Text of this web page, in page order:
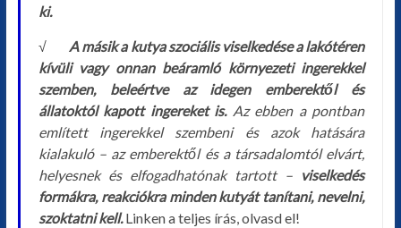
ki.
√A másik a kutya szociális viselkedése a lakótéren
kívüli vagy onnan beáramló környezeti ingerekkel
szemben, beleértve az idegen emberektől és
állatoktól kapott ingereket is.Az ebben a pontban
említett ingerekkel szembeni és azok hatására
kialakuló – az emberektől és a társadalomtól elvárt,
helyesnek és elfogadhatónak tartott – viselkedés
formákra, reakciókra minden kutyát tanítani, nevelni,
szoktatni kell.Linken a teljes írás, olvasd el!